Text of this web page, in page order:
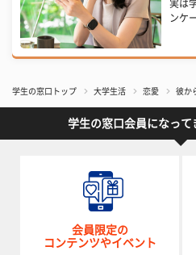
実は
ンケ
学生の窓口トップ 大学生活 恋愛 彼か
学生の窓口会員になって
会員限定の
コンテンツやイベント